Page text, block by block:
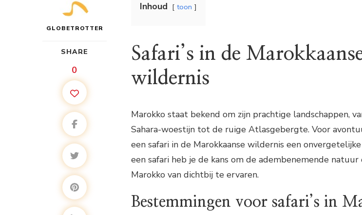
GLOBETROTTER
SHARE
0
Inhoud toon
Safari’s in de
wildernis
Marokko staat bekend om zijn prachtige landschappen,
Sahara-woestijn tot de ruige Atlasgebergte. Voor
een safari in de Marokkaanse wildernis een
een safari heb je de kans om de adembenemende
Marokko van dichtbij te ervaren.
Bestemmingen voor safari’s in